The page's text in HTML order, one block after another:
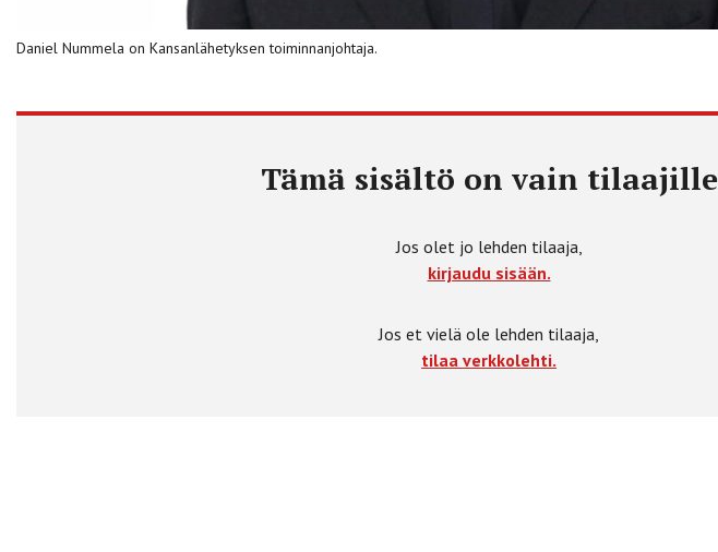
Daniel Nummela on Kansanlähetyksen toiminnanjohtaja.
Tämä sisältö on vain tilaajille
Jos olet jo lehden tilaaja,
kirjaudu sisään.
Jos et vielä ole lehden tilaaja,
tilaa verkkolehti.